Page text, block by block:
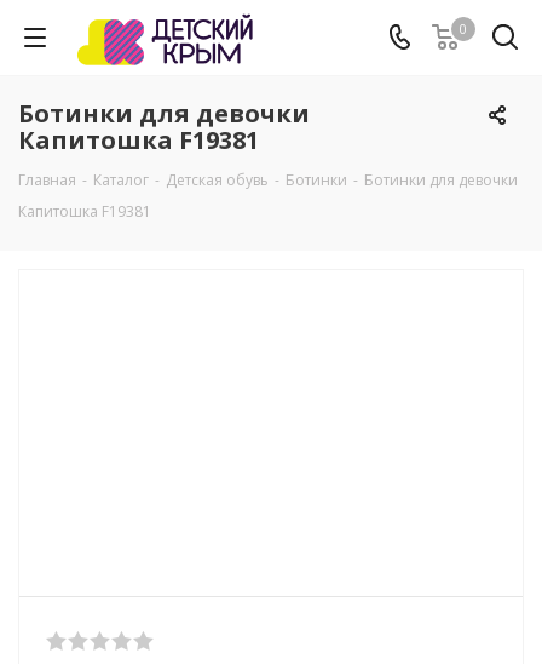
0
Ботинки для девочки
Капитошка F19381
Главная - Каталог - Детская обувь - Ботинки - Ботинки для девочки
Капитошка F19381